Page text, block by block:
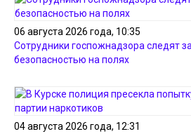
06 августа 2026 года, 10:35
Сотрудники госпожнадзора следят
безопасностью на полях
04 августа 2026 года, 12:31